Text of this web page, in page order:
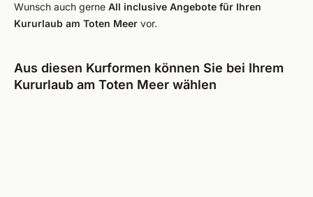
Wunsch auch gerne All inclusive Angebote für Ihren
Kururlaub am Toten Meer vor.
Aus diesen Kurformen können Sie bei Ihrem
Kururlaub am Toten Meer wählen